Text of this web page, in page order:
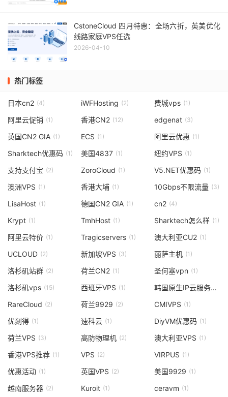
CstoneCloud 四月特惠：全场六折，英美优化
线路家庭VPS任选
2026-04-10
热门标签
日本cn2 (4) iWFHosting (2) 费城vps (1)
阿里云促销 (1) 香港CN2 (12) edgenat (3)
英国CN2 GIA (1) ECS (1) 阿里云优惠 (1)
Sharktech优惠码 (1) 美国4837 (1) 纽约VPS (1)
支持支付宝 (2) ZoroCloud (1) V5.NET优惠码 (1)
澳洲VPS (1) 香港大埔 (1) 10Gbps不限流量 (3)
LisaHost (1) 德国CN2 GIA (1) cn2 (4)
Krypt (1) TmhHost (1) Sharktech怎么样 (1)
阿里云特价 (1) Tragicservers (1) 澳大利亚CU2 (1)
UCLOUD (2) 新加坡VPS (3) 丽萨主机 (1)
洛杉矶站群 (2) 荷兰CN2 (1) 圣何塞vpn (1)
洛杉矶vps (15) 西班牙VPS (1) 韩国原生IP云服务器
RareCloud (2) 荷兰9929 (2) CMIVPS (1)
优刻得 (1) 速科云 (1) DiyVM优惠码 (1)
荷兰VPS (3) 高防物理机 (2) 澳大利亚VPS (1)
香港VPS推荐 (1) VPS (2) VIRPUS (1)
优惠活动 (1) 英国VPS (2) 美国9929 (1)
越南服务器 (2) Kuroit (1) ceravm (1)